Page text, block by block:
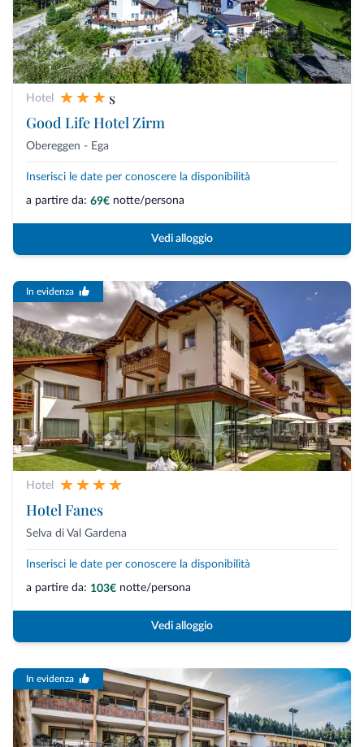
Hotel
s
Good Life Hotel Zirm
Obereggen - Ega
Inserisci le date per conoscere la disponibilità
a partire da: 69€ notte/persona
Vedi alloggio
In evidenza
Hotel
Hotel Fanes
Selva di Val Gardena
Inserisci le date per conoscere la disponibilità
a partire da: 103€ notte/persona
Vedi alloggio
In evidenza